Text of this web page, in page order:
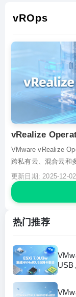
vROps
vRealize
VMware vRealize
跨私有云、混合云和
修复关键漏洞，保障
观的健康、风险、效
析，可提前预判...
更新日期: 2025-12-02
热门推荐
USB